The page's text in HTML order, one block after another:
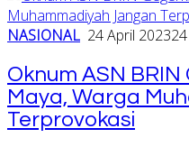
NASIONAL 24 April 2023
Oknum ASN
Maya, Warga
Terprovokasi